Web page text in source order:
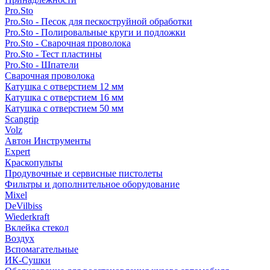
Pro.Sto
Pro.Sto - Песок для пескоструйной обработки
Pro.Sto - Полировальные круги и подложки
Pro.Sto - Сварочная проволока
Pro.Sto - Тест пластины
Pro.Sto - Шпатели
Сварочная проволока
Катушка с отверстием 12 мм
Катушка с отверстием 16 мм
Катушка с отверстием 50 мм
Scangrip
Volz
Автон Инструменты
Expert
Краскопульты
Продувочные и сервисные пистолеты
Фильтры и дополнительное оборудование
Mixel
DeVilbiss
Wiederkraft
Вклейка стекол
Воздух
Вспомагательные
ИК-Сушки